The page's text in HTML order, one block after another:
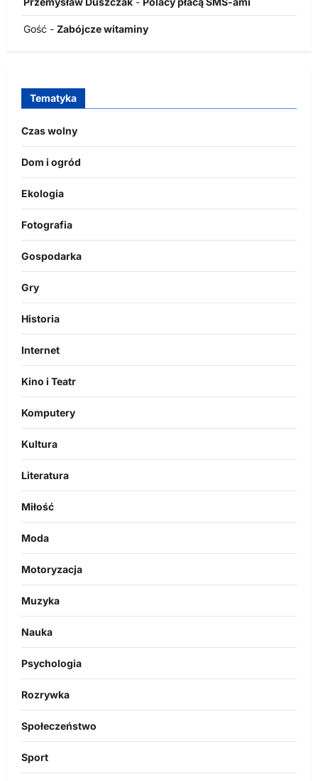
Gość - Zabójcze witaminy
Tematyka
Czas wolny
Dom i ogród
Ekologia
Fotografia
Gospodarka
Gry
Historia
Internet
Kino i Teatr
Komputery
Kultura
Literatura
Miłość
Moda
Motoryzacja
Muzyka
Nauka
Psychologia
Rozrywka
Społeczeństwo
Sport